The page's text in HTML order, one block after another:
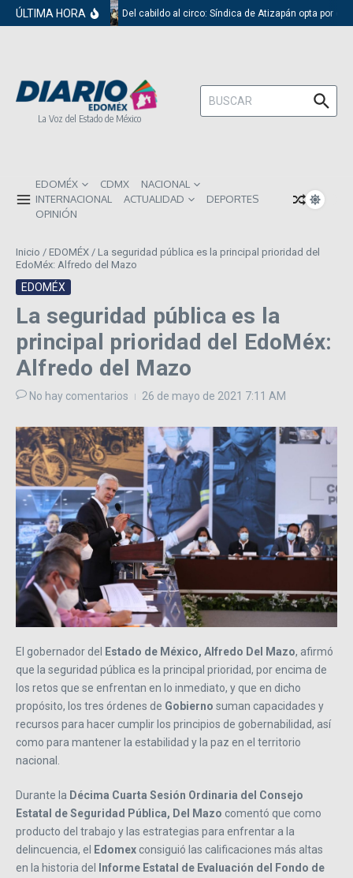
Saltar al contenido
ÚLTIMA HORA Del cabildo al circo: Síndica de Atizapán opta por el
La Voz del Estado de México
Buscar:
EDOMÉX CDMX
NACIONAL
INTERNACIONAL
ACTUALIDAD
DEPORTES
OPINIÓN
Inicio / EDOMÉX / La seguridad pública es la principal prioridad del
EdoMéx: Alfredo del Mazo
EDOMÉX
La seguridad pública es la
principal prioridad del EdoMéx:
Alfredo del Mazo
No hay comentarios 26 de mayo de 2021 7:11 AM
El gobernador del Estado de México, Alfredo Del Mazo, afirmó
que la seguridad pública es la principal prioridad, por encima de
los retos que se enfrentan en lo inmediato, y que en dicho
propósito, los tres órdenes de Gobierno suman capacidades y
recursos para hacer cumplir los principios de gobernabilidad, así
como para mantener la estabilidad y la paz en el territorio
nacional.
Durante la Décima Cuarta Sesión Ordinaria del Consejo
Estatal de Seguridad Pública, Del Mazo comentó que como
producto del trabajo y las estrategias para enfrentar a la
delincuencia, el
Edomex consiguió las calificaciones más altas
en la historia del
Informe Estatal de Evaluación del Fondo de